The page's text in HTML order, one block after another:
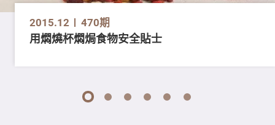
2015.12 470期
用燜燒杯燜焗食物安全貼士
1 2 3 4 5 6